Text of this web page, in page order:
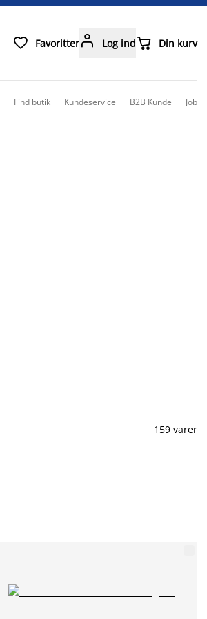
 Favoritter Log ind Din kurv
Find butik Kundeservice B2B Kunde Job
159 varer